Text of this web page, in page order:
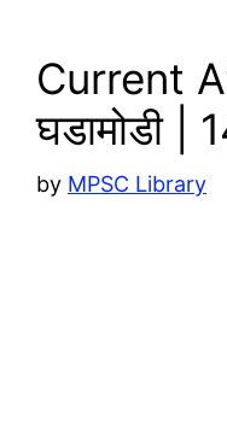
Current
घडामोडी |
by MPSC Library